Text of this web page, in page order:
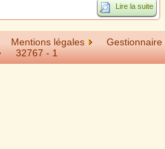
Lire la suite
Mentions légales
Gestionnaire
32767 - 1